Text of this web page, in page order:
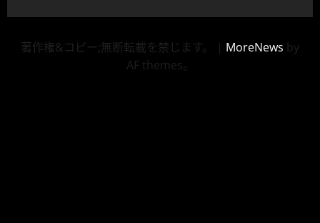
著作権&コピー;無断転載を禁じます。 | MoreNews by
AF themes。